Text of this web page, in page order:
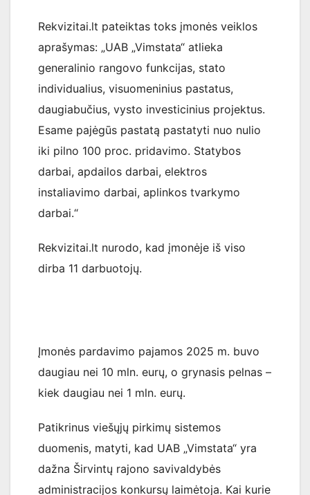
Rekvizitai.lt pateiktas toks įmonės veiklos
aprašymas: „UAB „Vimstata“ atlieka
generalinio rangovo funkcijas, stato
individualius, visuomeninius pastatus,
daugiabučius, vysto investicinius projektus.
Esame pajėgūs pastatą pastatyti nuo nulio
iki pilno 100 proc. pridavimo. Statybos
darbai, apdailos darbai, elektros
instaliavimo darbai, aplinkos tvarkymo
darbai.“
Rekvizitai.lt nurodo, kad įmonėje iš viso
dirba 11 darbuotojų.
Įmonės pardavimo pajamos 2025 m. buvo
daugiau nei 10 mln. eurų, o grynasis pelnas –
kiek daugiau nei 1 mln. eurų.
Patikrinus viešųjų pirkimų sistemos
duomenis, matyti, kad UAB „Vimstata“ yra
dažna Širvintų rajono savivaldybės
administracijos konkursų laimėtoja. Kai kurie